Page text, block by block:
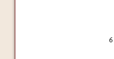
6